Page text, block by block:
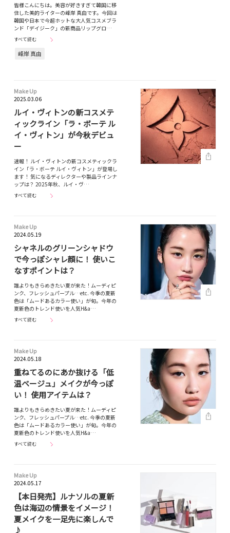
皆様こんにちは。美容が好きすぎて韓国に移
住した美的ライターの峰岸 真由です。今回は
韓国や日本で今超ホットな大人気コスメブラ
ンド「デイジーク」の新商品リップグロ…
すべて読む
峰岸 真由
Make Up
2025.03.06
ルイ・ヴィトンの新コスメテ
ィックライン「ラ・ボーテ ル
イ・ヴィトン」が今秋デビュ
ー
速報！ ルイ・ヴィトンの新コスメティックラ
イン「ラ・ボーテ ルイ・ヴィトン」が登場し
ます！ 気になるディレクターや製品ラインナ
ップは？ 2025年秋、ルイ・ヴ…
すべて読む
Make Up
2024.05.19
シャネルのグリーンシャドウ
で今っぽシャレ顔に！ 使いこ
なすポイントは？
誰よりもきらめきたい夏が来た！ムーディピ
ンク、フレッシュパープル…etc. 今季の夏新
色は「ムードあるカラー使い」が旬。今年の
夏新色のトレンド使いを人気H&a…
すべて読む
Make Up
2024.05.18
重ねてるのにあか抜ける「低
温ベージュ」メイクが今っぽ
い！ 使用アイテムは？
誰よりもきらめきたい夏が来た！ムーディピ
ンク、フレッシュパープル…etc. 今季の夏新
色は「ムードあるカラー使い」が旬。今年の
夏新色のトレンド使いを人気H&a…
すべて読む
Make Up
2024.05.17
【本日発売】ルナソルの夏新
色は海辺の情景をイメージ！
夏メイクを一足先に楽しんで
♪